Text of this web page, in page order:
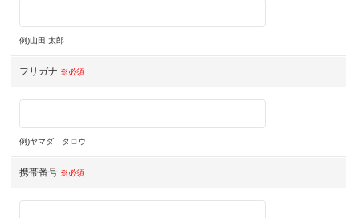
例)山田 太郎
フリガナ ※必須
例)ヤマダ タロウ
携帯番号 ※必須